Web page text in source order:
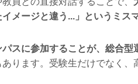
イメージと違う...」というミス
スに参加することが、総合
ります。受験生だけでなく、